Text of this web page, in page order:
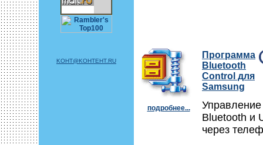
KOHT@KOHTEHT.RU
подробнее...
Программа
Bluetooth
Control для
Samsung
Bluetooth и
через